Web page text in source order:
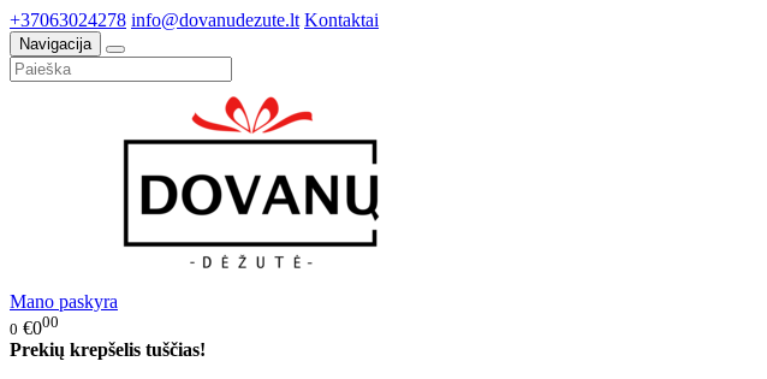
+37063024278 info@dovanudezute.lt Kontaktai
Navigacija
Mano paskyra
0 €000
Prekių krepšelis tuščias!